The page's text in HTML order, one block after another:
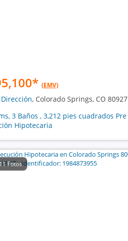
* (EMV)
, Colorado Springs, CO 80927
3 Baños , 3,212 pies cuadrados Pre
Hipotecaria
Fotos